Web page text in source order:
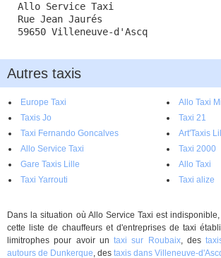
Allo Service Taxi
Rue Jean Jaurés
59650 Villeneuve-d'Ascq
Autres taxis
Europe Taxi
Allo Taxi
Taxis Jo
Taxi 21
Taxi Fernando Goncalves
Art'Taxis
Allo Service Taxi
Taxi 2000
Gare Taxis Lille
Allo Taxi
Taxi Yarrouti
Taxi alize
Dans la situation où Allo Service Taxi est
cette liste de chauffeurs et d'entreprises de taxi
limitrophes pour avoir un taxi sur Roubaix, des
autours de Dunkerque, des taxis dans Villeneuve-